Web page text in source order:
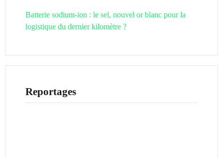
Batterie sodium-ion : le sel, nouvel or blanc pour la
logistique du dernier kilomètre ?
Reportages